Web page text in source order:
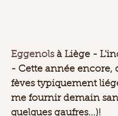
Eggenols à Liège -
- Cette année encore,
fèves typiquement
me fournir demain
quelques gaufres...)!